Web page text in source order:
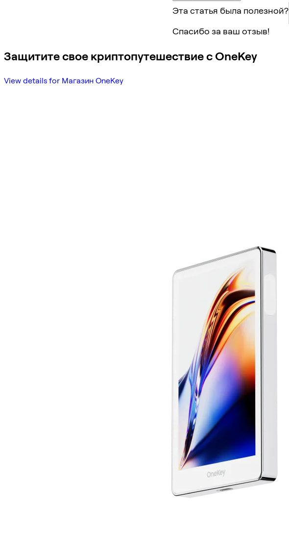
Эта статья была полезной?
Спасибо за ваш отзыв!
Защитите свое криптопутешествие с OneKey
View details for Магазин OneKey